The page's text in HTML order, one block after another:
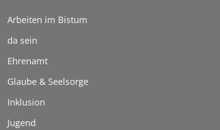
Arbeiten im Bistum
da sein
Ehrenamt
Glaube & Seelsorge
Inklusion
Jugend